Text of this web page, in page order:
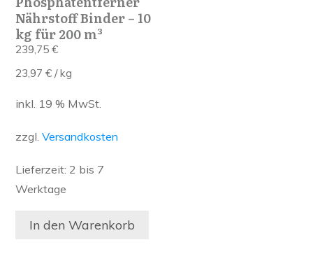
Nährstoff Binder – 10
kg für 200 m³
239,75 €
23,97 € /kg
inkl. 19 % MwSt.
zzgl. Versandkosten
Lieferzeit: 2 bis 7
Werktage
In den Warenkorb